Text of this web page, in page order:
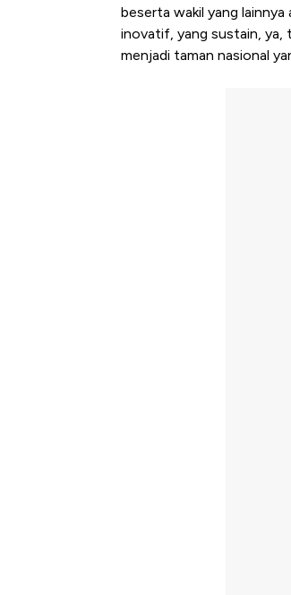
beserta wakil yang lainnya
inovatif, yang sustain, ya,
menjadi taman nasional